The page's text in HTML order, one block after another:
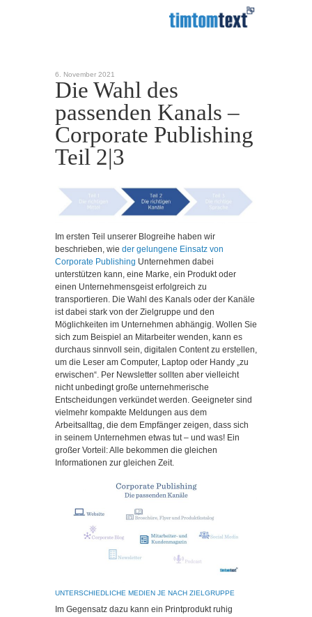
6. November 2021
Die Wahl des
passenden Kanals –
Corporate Publishing
Teil 2|3
Im ersten Teil unserer Blogreihe haben wir
beschrieben, wie der gelungene Einsatz von
Corporate Publishing Unternehmen dabei
unterstützen kann, eine Marke, ein Produkt oder
einen Unternehmensgeist erfolgreich zu
transportieren. Die Wahl des Kanals oder der Kanäle
ist dabei stark von der Zielgruppe und den
Möglichkeiten im Unternehmen abhängig. Wollen Sie
sich zum Beispiel an Mitarbeiter wenden, kann es
durchaus sinnvoll sein, digitalen Content zu erstellen,
um die Leser am Computer, Laptop oder Handy „zu
erwischen“. Per Newsletter sollten aber vielleicht
nicht unbedingt große unternehmerische
Entscheidungen verkündet werden. Geeigneter sind
vielmehr kompakte Meldungen aus dem
Arbeitsalltag, die dem Empfänger zeigen, dass sich
in seinem Unternehmen etwas tut – und was! Ein
großer Vorteil: Alle bekommen die gleichen
Informationen zur gleichen Zeit.
UNTERSCHIEDLICHE MEDIEN JE NACH ZIELGRUPPE
Im Gegensatz dazu kann ein Printprodukt ruhig